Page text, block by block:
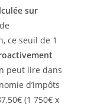
sur
ce seuil de 1
peut lire dans
d’impôts
(1 750€ x